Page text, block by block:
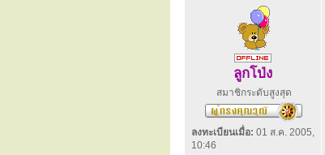
ลูกโป่ง
สมาชิกระดับสูงสุด
ลงทะเบียนเมื่อ: 01 ส.ค. 2005,
10:46